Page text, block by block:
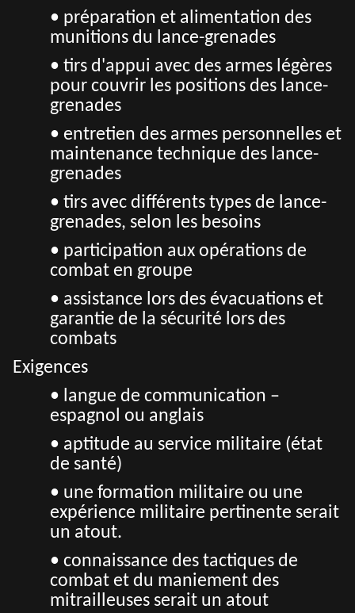
• préparation et alimentation des
munitions du lance-grenades
• tirs d'appui avec des armes légères
pour couvrir les positions des lance-
grenades
• entretien des armes personnelles et
maintenance technique des lance-
grenades
• tirs avec différents types de lance-
grenades, selon les besoins
• participation aux opérations de
combat en groupe
• assistance lors des évacuations et
garantie de la sécurité lors des
combats
Exigences
• langue de communication –
espagnol ou anglais
• aptitude au service militaire (état
de santé)
• une formation militaire ou une
expérience militaire pertinente serait
un atout.
• connaissance des tactiques de
combat et du maniement des
mitrailleuses serait un atout